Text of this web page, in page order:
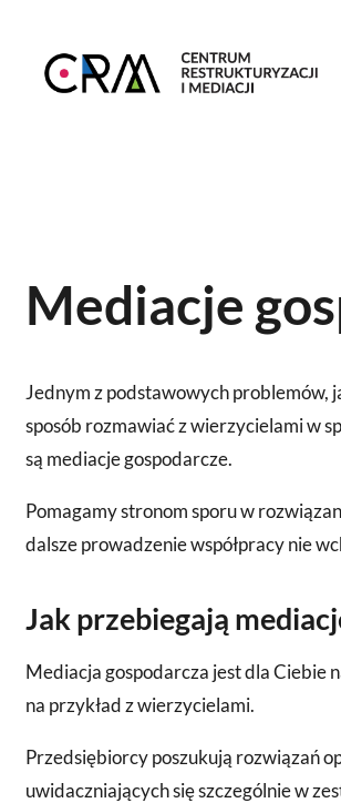
Mediacje
Jednym z podstawowych problemów,
sposób rozmawiać z wierzycielami w
są mediacje gospodarcze.
Pomagamy stronom sporu w
dalsze prowadzenie współpracy nie
Jak przebiegają
Mediacja gospodarcza jest dla Ciebie
na przykład z wierzycielami.
Przedsiębiorcy poszukują rozwiązań
uwidaczniających się szczególnie w